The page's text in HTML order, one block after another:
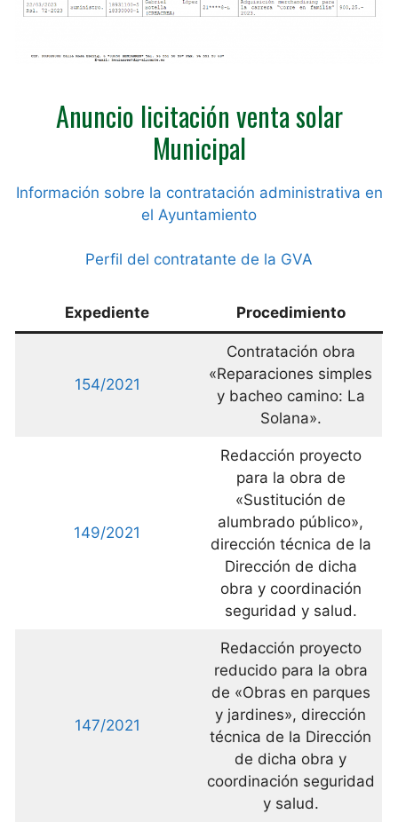
Anuncio licitación venta solar
Municipal
Información sobre la contratación administrativa en
el Ayuntamiento
Perfil del contratante de la GVA
Expediente Procedimiento
154/2021
Contratación obra
«Reparaciones simples
y bacheo camino: La
Solana».
149/2021
Redacción proyecto
para la obra de
«Sustitución de
alumbrado público»,
dirección técnica de la
Dirección de dicha
obra y coordinación
seguridad y salud.
147/2021
Redacción proyecto
reducido para la obra
de «Obras en parques
y jardines», dirección
técnica de la Dirección
de dicha obra y
coordinación seguridad
y salud.